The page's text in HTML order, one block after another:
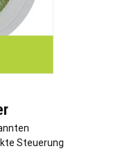
Steuerung